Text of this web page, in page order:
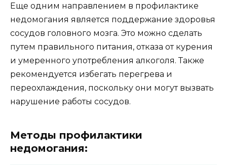
Еще одним направлением в профилактике
недомогания является поддержание здоровья
сосудов головного мозга. Это можно сделать
путем правильного питания, отказа от курения
и умеренного употребления алкоголя. Также
рекомендуется избегать перегрева и
переохлаждения, поскольку они могут вызвать
нарушение работы сосудов.
Методы профилактики
недомогания: